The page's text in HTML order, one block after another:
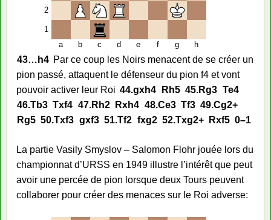
2
1
a
b c d e f g h
43… h4 Par ce coup les Noirs menacent de se créer un
pion passé, attaquent le défenseur du pion f4 et vont
pouvoir activer leur Roi 44.gxh4 Rh5 45.Rg3 Te4
46.Tb3 Txf4 47.Rh2 Rxh4 48.Ce3 Tf3 49.Cg2+
Rg5 50.Txf3 gxf3 51.Tf2 fxg2 52.Txg2+ Rxf5 0–1
La partie Vasily Smyslov – Salomon Flohr jouée lors du
championnat d’URSS en 1949 illustre l’intérêt que peut
avoir une percée de pion lorsque deux Tours peuvent
collaborer pour créer des menaces sur le Roi adverse: